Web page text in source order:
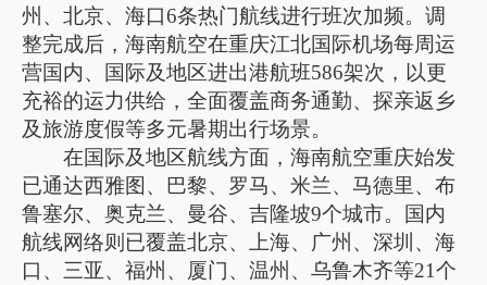
州、北京、海口6条热门航线进行班次加频。调
整完成后，海南航空在重庆江北国际机场每周运
营国内、国际及地区进出港航班586架次，以更
充裕的运力供给，全面覆盖商务通勤、探亲返乡
及旅游度假等多元暑期出行场景。
在国际及地区航线方面，海南航空重庆始发
已通达西雅图、巴黎、罗马、米兰、马德里、布
鲁塞尔、奥克兰、曼谷、吉隆坡9个城市。国内
航线网络则已覆盖北京、上海、广州、深圳、海
口、三亚、福州、厦门、温州、乌鲁木齐等21个